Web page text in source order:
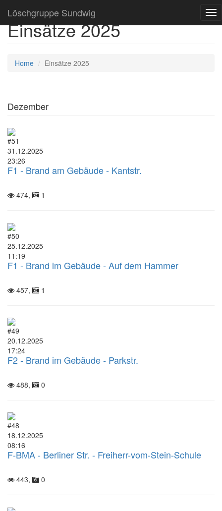
Löschgruppe Sundwig
Einsätze 2025
Home Einsätze 2025
Dezember
#51
31.12.2025
23:26
F1 - Brand am Gebäude - Kantstr.
474, 1
#50
25.12.2025
11:19
F1 - Brand im Gebäude - Auf dem Hammer
457, 1
#49
20.12.2025
17:24
F2 - Brand im Gebäude - Parkstr.
488, 0
#48
18.12.2025
08:16
F-BMA - Berliner Str. - Freiherr-vom-Stein-Schule
443, 0